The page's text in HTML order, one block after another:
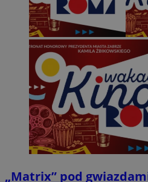
„Matrix” pod